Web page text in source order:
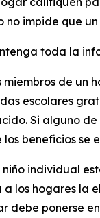
no impide que
toda la
de un
escolares
Si alguno
beneficios se
individual
los hogares la
debe ponerse